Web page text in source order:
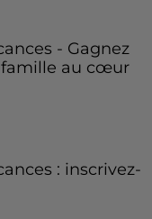
- Gagnez
famille au cœur
: inscrivez-